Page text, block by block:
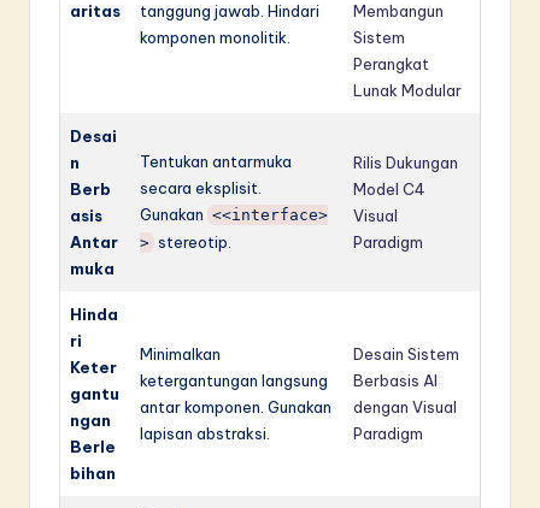
aritas
tanggung jawab. Hindari
komponen monolitik.
Membangun
Sistem
Perangkat
Lunak Modular
Desai
n
Berb
asis
Antar
muka
Tentukan antarmuka
secara eksplisit.
Gunakan <<interface>
> stereotip.
Rilis Dukungan
Model C4
Visual
Paradigm
Hinda
ri
Keter
gantu
ngan
Berle
bihan
Minimalkan
ketergantungan langsung
antar komponen. Gunakan
lapisan abstraksi.
Desain Sistem
Berbasis AI
dengan Visual
Paradigm